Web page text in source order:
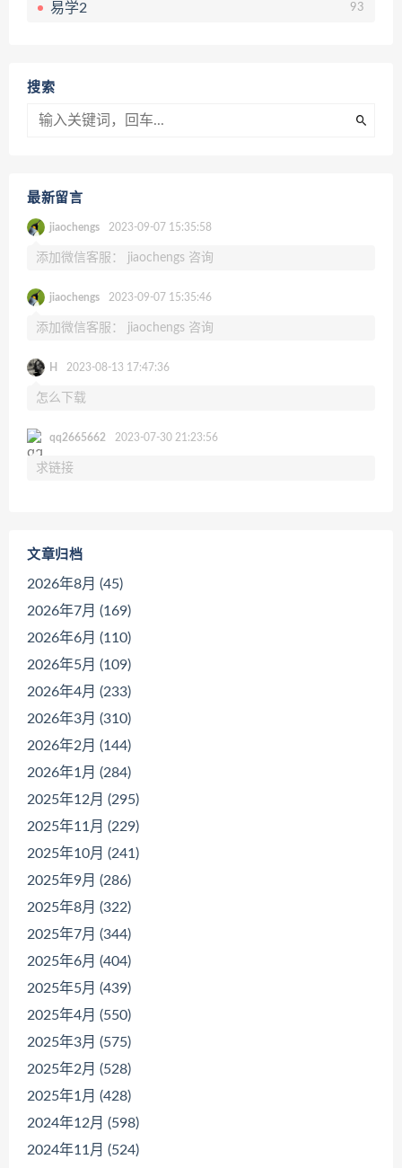
易学2 93
搜索
最新留言
jiaochengs 2023-09-07 15:35:58
添加微信客服： jiaochengs 咨询
jiaochengs 2023-09-07 15:35:46
添加微信客服： jiaochengs 咨询
H 2023-08-13 17:47:36
怎么下载
qq2665662 2023-07-30 21:23:56
求链接
文章归档
2026年8月 (45)
2026年7月 (169)
2026年6月 (110)
2026年5月 (109)
2026年4月 (233)
2026年3月 (310)
2026年2月 (144)
2026年1月 (284)
2025年12月 (295)
2025年11月 (229)
2025年10月 (241)
2025年9月 (286)
2025年8月 (322)
2025年7月 (344)
2025年6月 (404)
2025年5月 (439)
2025年4月 (550)
2025年3月 (575)
2025年2月 (528)
2025年1月 (428)
2024年12月 (598)
2024年11月 (524)